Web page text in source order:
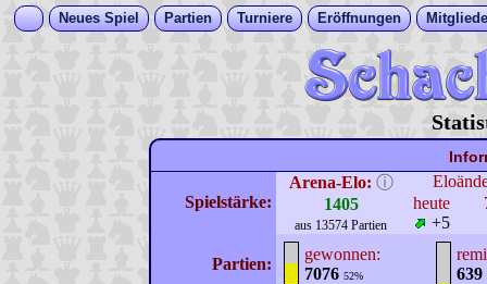
Neues Spiel Partien Turniere Eröffnungen
Spielstärke:
Arena-Elo: ⓘ
1405
aus 13574 Partien
heute
+5
Partien:
gewonnen:
7076 52%
639